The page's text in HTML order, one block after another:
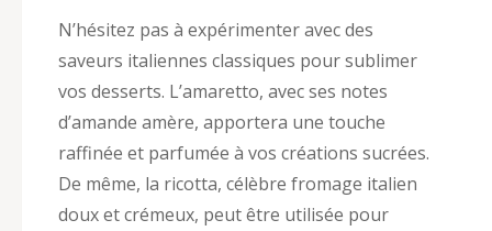
N’hésitez pas à expérimenter avec des
saveurs italiennes classiques pour sublimer
vos desserts. L’amaretto, avec ses notes
d’amande amère, apportera une touche
raffinée et parfumée à vos créations sucrées.
De même, la ricotta, célèbre fromage italien
doux et crémeux, peut être utilisée pour